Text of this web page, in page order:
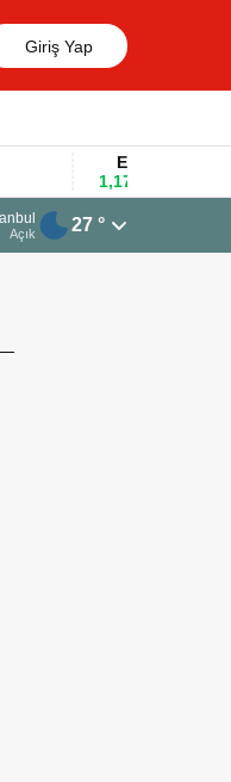
Giriş Yap
EUR/USD
1,17810,47%
- 06:55
KOBİ’ler için yapay
Açık 27 °